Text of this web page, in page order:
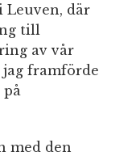
Leuven, där
till
av vår
framförde
på
med den